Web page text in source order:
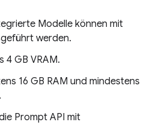
Modelle können mit
werden.
4 GB VRAM.
16 GB RAM und mindestens
Prompt API mit